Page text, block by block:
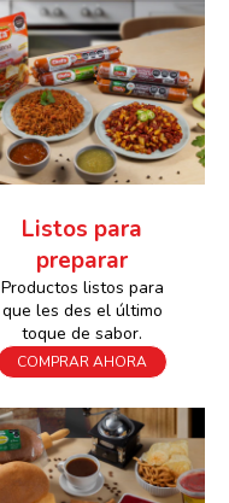
Listos para
preparar
Productos listos para
que les des el último
toque de sabor.
COMPRAR AHORA